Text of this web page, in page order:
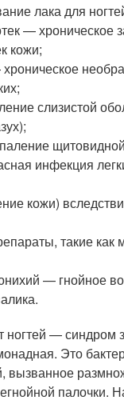
лака для
— хроническое
кожи;
слизистой
инфекция
кожи)
такие как
— гнойное
ногтей — синдром
Это
вызванное
палочки.